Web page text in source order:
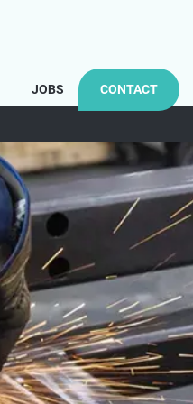
JOBS CONTACT